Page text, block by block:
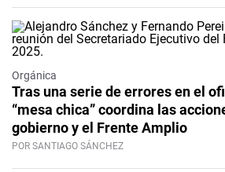
Orgánica
Tras una serie de errores en el
“mesa chica” coordina las
gobierno y el Frente Amplio
POR SANTIAGO SÁNCHEZ